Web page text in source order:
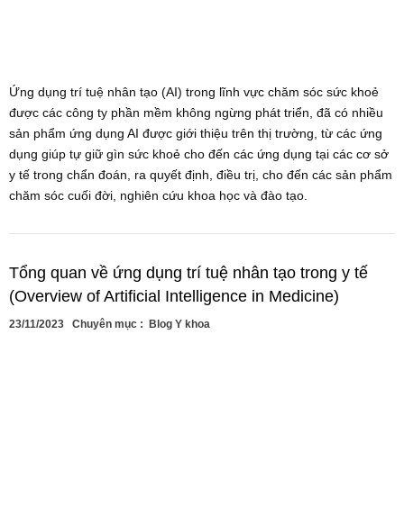
Ứng dụng trí tuệ nhân tạo (AI) trong lĩnh vực chăm sóc sức khoẻ
được các công ty phần mềm không ngừng phát triển, đã có nhiều
sản phẩm ứng dụng AI được giới thiệu trên thị trường, từ các ứng
dụng giúp tự giữ gìn sức khoẻ cho đến các ứng dụng tại các cơ sở
y tế trong chẩn đoán, ra quyết định, điều trị, cho đến các sản phẩm
chăm sóc cuối đời, nghiên cứu khoa học và đào tạo.
Tổng quan về ứng dụng trí tuệ nhân tạo trong y tế
(Overview of Artificial Intelligence in Medicine)
23/11/2023 Chuyên mục : Blog Y khoa